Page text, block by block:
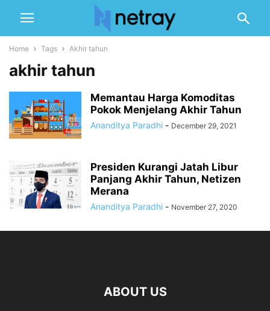
Home Tags Akhir tahun
akhir tahun
Memantau Harga Komoditas
Pokok Menjelang Akhir Tahun
Ananditya Paradhi - December 29, 2021
Presiden Kurangi Jatah Libur
Panjang Akhir Tahun, Netizen
Merana
Ananditya Paradhi - November 27, 2020
ABOUT US